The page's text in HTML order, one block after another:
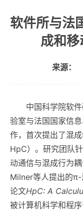
软件所与法
成和
来源：
中国科学院软
验室与法国国家信
作，首次提出了混
HpC）。研究团队
动通信与混成行为
Milner等人提出的
论文HpC: A
被计算机科学和程